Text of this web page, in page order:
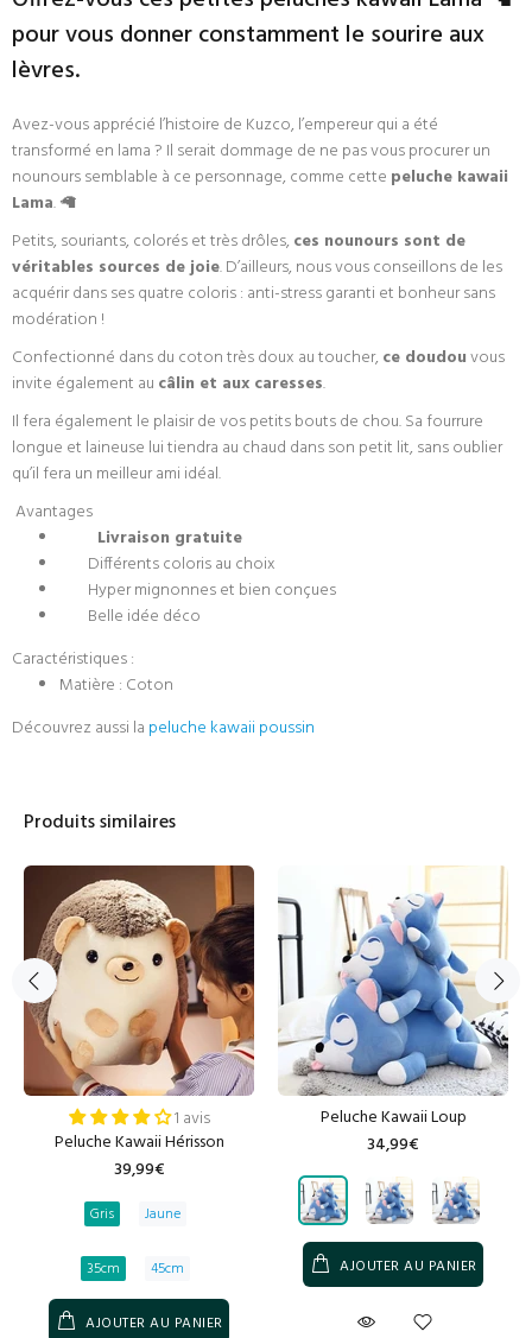
pour vous donner constamment le sourire aux
lèvres.
Avez-vous apprécié l’histoire de Kuzco, l’empereur qui a été
transformé en lama ? Il serait dommage de ne pas vous procurer un
nounours semblable à ce personnage, comme cette peluche kawaii
Lama. 🦙
Petits, souriants, colorés et très drôles, ces nounours sont de
véritables sources de joie. D’ailleurs, nous vous conseillons de les
acquérir dans ses quatre coloris : anti-stress garanti et bonheur sans
modération !
Confectionné dans du coton très doux au toucher, ce doudouvous
invite également au câlin et aux caresses.
Il fera également le plaisir de vos petits bouts de chou. Sa fourrure
longue et laineuse lui tiendra au chaud dans son petit lit, sans oublier
qu’il fera un meilleur ami idéal.
Avantages
Livraison gratuite
Différents coloris au choix
Hyper mignonnes et bien conçues
Belle idée déco
Caractéristiques :
Matière : Coton
Découvrez aussi la peluche kawaii poussin
Produits similaires
1 avis
Peluche Kawaii Hérisson
39,99€
Gris Jaune
35cm 45cm
AJOUTER AU PANIER
Peluche Kawaii Loup
34,99€
AJOUTER AU PANIER